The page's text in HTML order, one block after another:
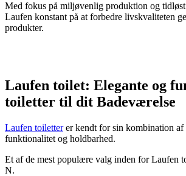
Med fokus på miljøvenlig produktion og tidløst
Laufen konstant på at forbedre livskvaliteten
produkter.
Laufen toilet: Elegante og
toiletter til dit Badeværelse
Laufen toiletterer kendt for sin kombination af
funktionalitet og holdbarhed.
Et af de mest populære valg inden for Laufen
N.